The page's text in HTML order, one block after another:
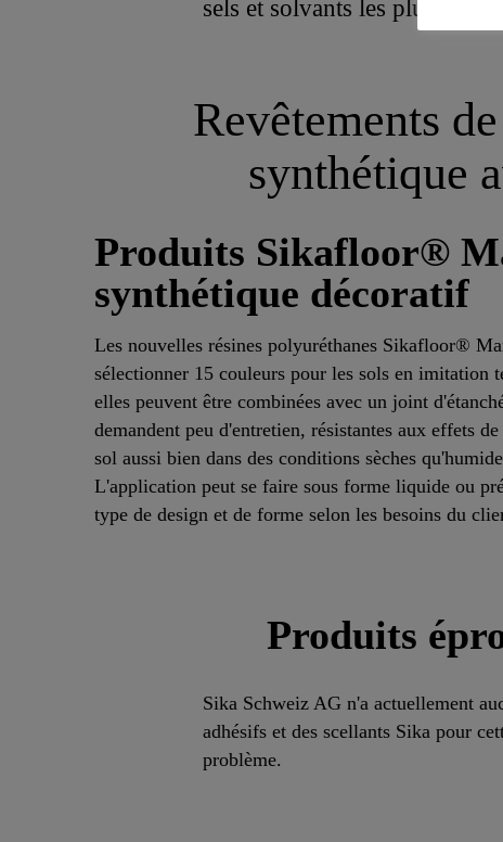
sels et solvants les plus
Revêtements
synthétique
Produits Sikafloor®
synthétique décoratif
Les nouvelles résines polyuréthanes Sikafloor®
sélectionner 15 couleurs pour les sols en imitation
elles peuvent être combinées avec un joint
demandent peu d'entretien, résistantes aux effets
sol aussi bien dans des conditions sèches
L'application peut se faire sous forme liquide ou
type de design et de forme selon les besoins du
Produits
Sika Schweiz AG n'a actuellement
adhésifs et des scellants Sika pour
problème.